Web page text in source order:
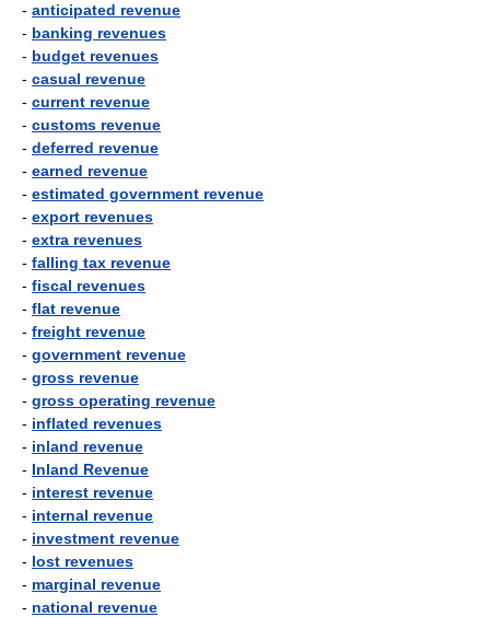
- anticipated revenue
- banking revenues
- budget revenues
- casual revenue
- current revenue
- customs revenue
- deferred revenue
- earned revenue
- estimated government revenue
- export revenues
- extra revenues
- falling tax revenue
- fiscal revenues
- flat revenue
- freight revenue
- government revenue
- gross revenue
- gross operating revenue
- inflated revenues
- inland revenue
- Inland Revenue
- interest revenue
- internal revenue
- investment revenue
- lost revenues
- marginal revenue
- national revenue